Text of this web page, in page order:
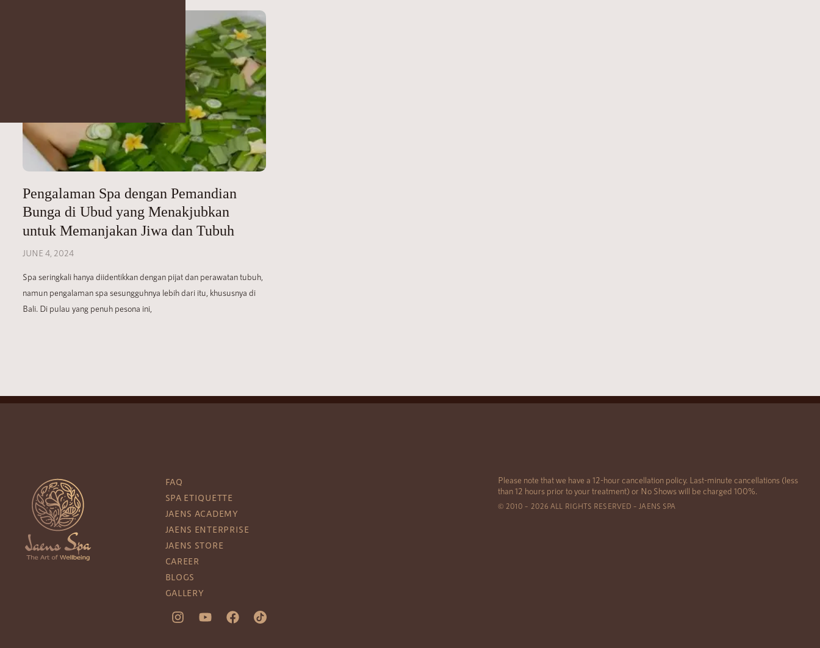
Pengalaman Spa dengan Pemandian
Bunga di Ubud yang Menakjubkan
untuk Memanjakan Jiwa dan Tubuh
JUNE 4, 2024
Spa seringkali hanya diidentikkan dengan pijat dan perawatan tubuh,
namun pengalaman spa sesungguhnya lebih dari itu, khususnya di
Bali. Di pulau yang penuh pesona ini,
FAQ
SPA ETIQUETTE
JAENS ACADEMY
JAENS ENTERPRISE
JAENS STORE
CAREER
BLOGS
GALLERY
Please note that we have a 12-hour cancellation policy. Last-minute cancellations (less
than 12 hours prior to your treatment) or No Shows will be charged 100%.
© 2010 – 2026 ALL RIGHTS RESERVED – JAENS SPA